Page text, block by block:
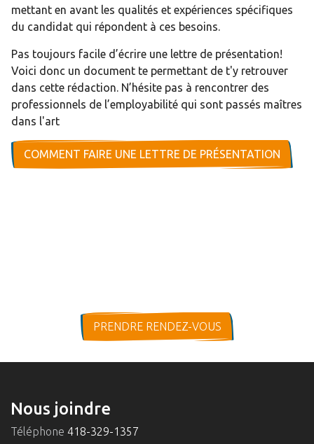
mettant en avant les qualités et expériences spécifiques
du candidat qui répondent à ces besoins.
Pas toujours facile d’écrire une lettre de présentation!
Voici donc un document te permettant de t'y retrouver
dans cette rédaction. N’hésite pas à rencontrer des
professionnels de l’employabilité qui sont passés maîtres
dans l'art
COMMENT FAIRE UNE LETTRE DE PRÉSENTATION
PRENDRE RENDEZ-VOUS
Nous joindre
Téléphone 418-329-1357